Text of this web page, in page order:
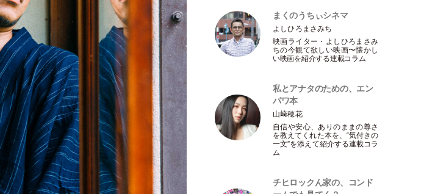
まくのうちぃシネマ
よしひろまさみち
映画ライター ・ よしひろまさみ
ちの今観て欲しい映画〜懐かし
い映画を紹介する連載コラム
私とアナタのための、エン
パワ本
山﨑穂花
自信や安心、ありのままの尊さ
を教えてくれた本を、“気付きの
一文”を添えて紹介する連載コラ
ム
チヒロックん家の、コンド